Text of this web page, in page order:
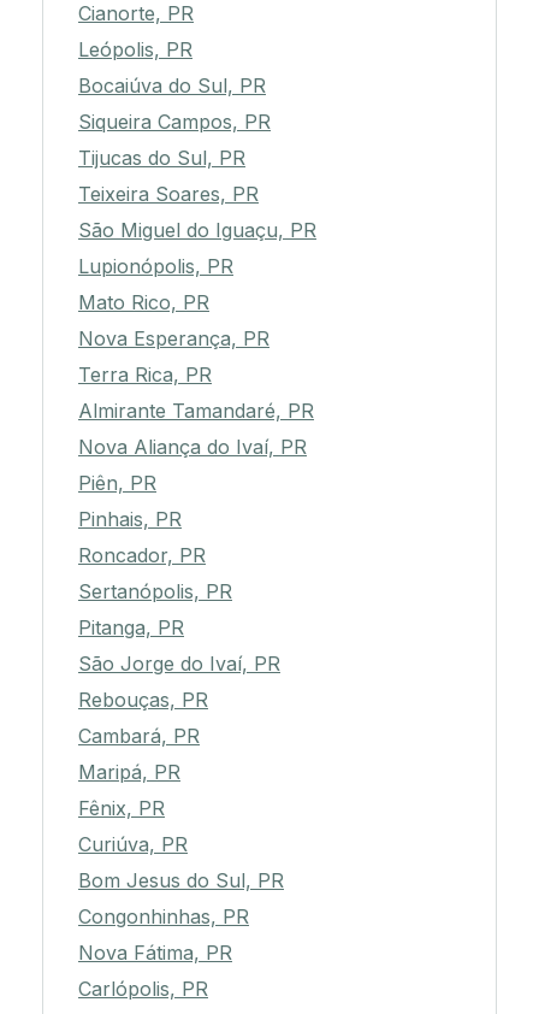
Cianorte, PR
Leópolis, PR
Bocaiúva do Sul, PR
Siqueira Campos, PR
Tijucas do Sul, PR
Teixeira Soares, PR
São Miguel do Iguaçu, PR
Lupionópolis, PR
Mato Rico, PR
Nova Esperança, PR
Terra Rica, PR
Almirante Tamandaré, PR
Nova Aliança do Ivaí, PR
Piên, PR
Pinhais, PR
Roncador, PR
Sertanópolis, PR
Pitanga, PR
São Jorge do Ivaí, PR
Rebouças, PR
Cambará, PR
Maripá, PR
Fênix, PR
Curiúva, PR
Bom Jesus do Sul, PR
Congonhinhas, PR
Nova Fátima, PR
Carlópolis, PR